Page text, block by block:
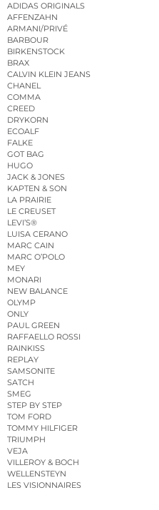
ADIDAS ORIGINALS
AFFENZAHN
ARMANI/PRIVÉ
BARBOUR
BIRKENSTOCK
BRAX
CALVIN KLEIN JEANS
CHANEL
COMMA
CREED
DRYKORN
ECOALF
FALKE
GOT BAG
HUGO
JACK & JONES
KAPTEN & SON
LA PRAIRIE
LE CREUSET
LEVI’S®
LUISA CERANO
MARC CAIN
MARC O’POLO
MEY
MONARI
NEW BALANCE
OLYMP
ONLY
PAUL GREEN
RAFFAELLO ROSSI
RAINKISS
REPLAY
SAMSONITE
SATCH
SMEG
STEP BY STEP
TOM FORD
TOMMY HILFIGER
TRIUMPH
VEJA
VILLEROY & BOCH
WELLENSTEYN
LES VISIONNAIRES